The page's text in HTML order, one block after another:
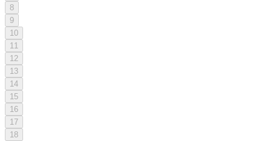
8
9
10
11
12
13
14
15
16
17
18